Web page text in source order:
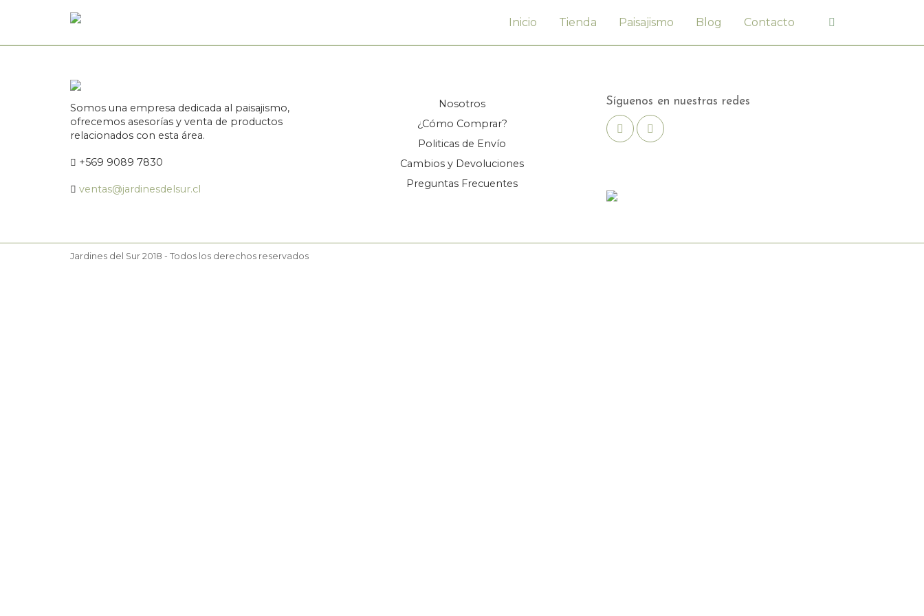
Inicio Tienda Paisajismo Blog Contacto
Somos una empresa dedicada al paisajismo,
ofrecemos asesorías y venta de productos
relacionados con esta área.
+569 9089 7830
ventas@jardinesdelsur.cl
Nosotros
¿Cómo Comprar?
Politicas de Envío
Cambios y Devoluciones
Preguntas Frecuentes
Síguenos en nuestras redes
Jardines del Sur 2018 - Todos los derechos reservados